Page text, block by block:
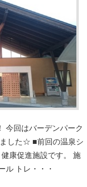
今回はバーデンパーク
した☆ ■前回の温泉シ
康促進施設です。 施
ル トレ・・・